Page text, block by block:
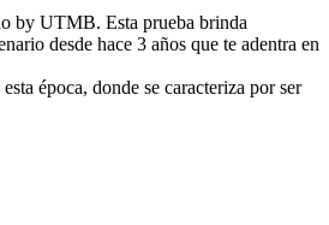
by UTMB. Esta prueba brinda
desde hace 3 años que te adentra en
época, donde se caracteriza por ser